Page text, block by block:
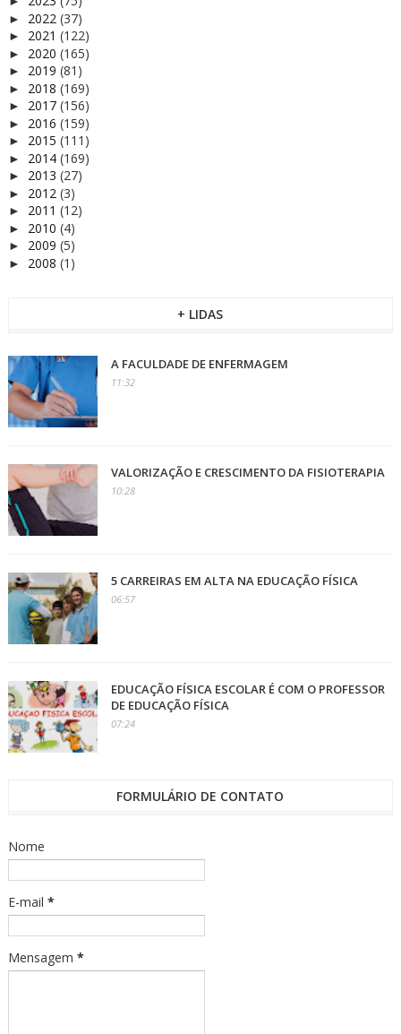
► 2022 (37)
► 2021 (122)
► 2020 (165)
► 2019 (81)
► 2018 (169)
► 2017 (156)
► 2016 (159)
► 2015 (111)
► 2014 (169)
► 2013 (27)
► 2012 (3)
► 2011 (12)
► 2010 (4)
► 2009 (5)
► 2008 (1)
+ LIDAS
A FACULDADE DE ENFERMAGEM
11:32
VALORIZAÇÃO E CRESCIMENTO DA FISIOTERAPIA
10:28
5 CARREIRAS EM ALTA NA EDUCAÇÃO FÍSICA
06:57
EDUCAÇÃO FÍSICA ESCOLAR É COM O PROFESSOR
DE EDUCAÇÃO FÍSICA
07:24
FORMULÁRIO DE CONTATO
Nome
E-mail *
Mensagem *